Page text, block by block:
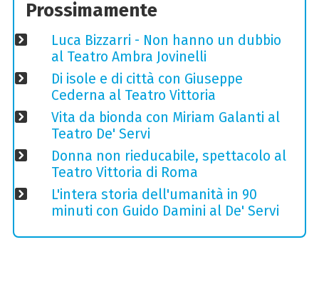
Prossimamente
Luca Bizzarri - Non hanno un dubbio
al Teatro Ambra Jovinelli
Di isole e di città con Giuseppe
Cederna al Teatro Vittoria
Vita da bionda con Miriam Galanti al
Teatro De' Servi
Donna non rieducabile, spettacolo al
Teatro Vittoria di Roma
L'intera storia dell'umanità in 90
minuti con Guido Damini al De' Servi